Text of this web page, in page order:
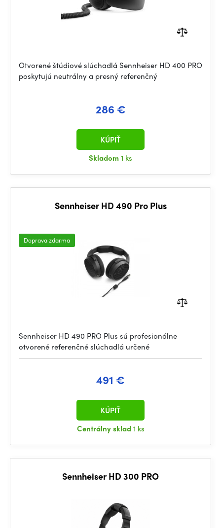
Otvorené štúdiové slúchadlá Sennheiser HD 400 PRO
poskytujú neutrálny a presný referenčný
286 €
Skladom1 ks
KÚPIŤ
Sennheiser HD 490 Pro Plus
Doprava zdarma
Sennheiser HD 490 PRO Plus sú profesionálne
otvorené referenčné slúchadlá určené
491 €
Centrálny sklad1 ks
KÚPIŤ
Sennheiser HD 300 PRO